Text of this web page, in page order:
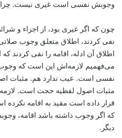
وجوبش نفسی است‌ غیری نیست.
چون که اگر غیری بود، ‌از اجزاء و
نفی کردند، اطلاق متعلق وجوب
‌اطلاق آن ادله، اقامه را نفی کردند
می‌فهمیم لازمه‌اش این است که
نفسی است. عیب ندارد هم. مثبات
مثبات اصول لفظیه حجت است. لازمه
قرار داده است ‌مقید به اقامه
که اگر وجوب داشته باشد اقامه،
دیگر.